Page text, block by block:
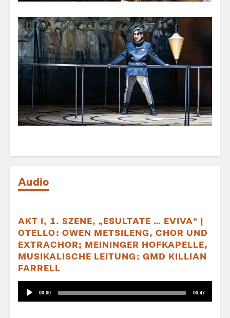
Audio
AKT I, 1. SZENE, „ESULTATE … EVIVA“ |
OTELLO: OWEN METSILENG, CHOR UND
EXTRACHOR; MEININGER HOFKAPELLE,
MUSIKALISCHE LEITUNG: GMD KILLIAN
FARRELL
Audio-
PlayerAktueller
Zeitpunkt
00:00 Gesamtlaufzeit
00:47